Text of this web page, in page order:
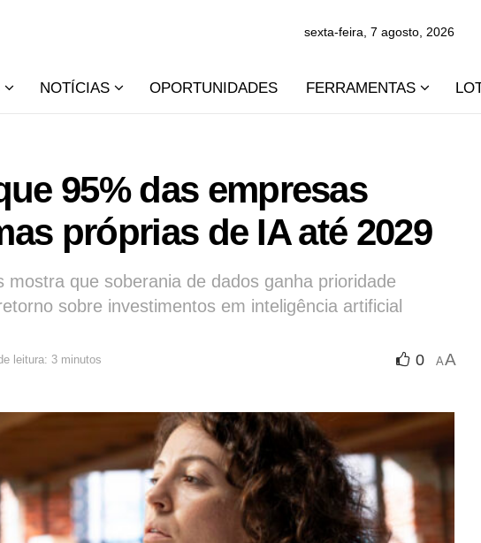
sexta-feira, 7 agosto, 2026
NOTÍCIAS OPORTUNIDADES FERRAMENTAS
95% das empresas
próprias de IA até 2029
que soberania de dados ganha prioridade
sobre investimentos em inteligência artificial
leitura: 3 minutos 0 AA